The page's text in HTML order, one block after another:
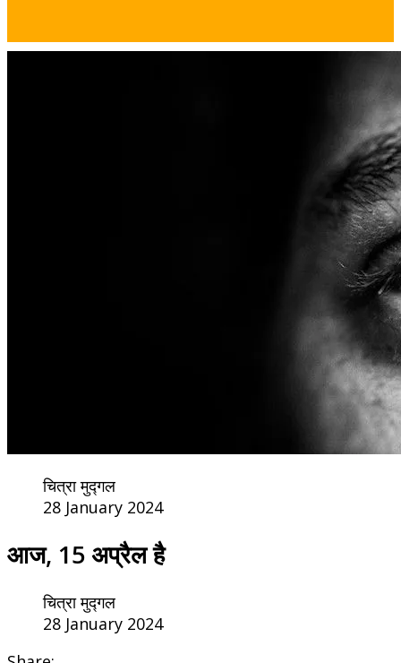
चित्रा मुद्गल
28 January 2024
आज, 15 अप्रैल है
चित्रा मुद्गल
28 January 2024